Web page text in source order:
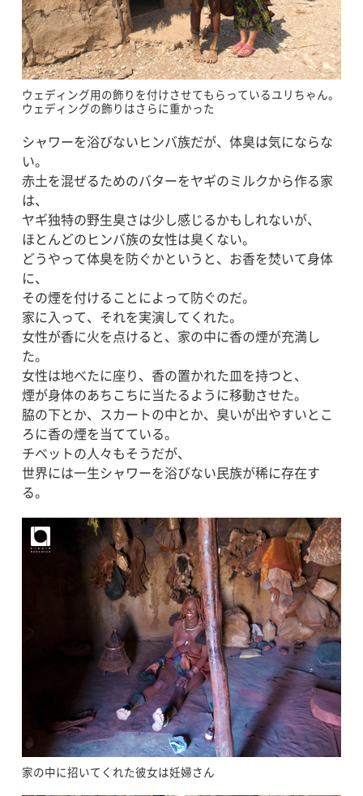
ウェディング用の飾りを付けさせてもらっているユリちゃん。
ウェディングの飾りはさらに重かった
シャワーを浴びないヒンバ族だが、体臭は気にならな
い。
赤土を混ぜるためのバターをヤギのミルクから作る家
は、
ヤギ独特の野生臭さは少し感じるかもしれないが、
ほとんどのヒンバ族の女性は臭くない。
どうやって体臭を防ぐかというと、お香を焚いて身体
に、
その煙を付けることによって防ぐのだ。
家に入って、それを実演してくれた。
女性が香に火を点けると、家の中に香の煙が充満し
た。
女性は地べたに座り、香の置かれた皿を持つと、
煙が身体のあちこちに当たるように移動させた。
脇の下とか、スカートの中とか、臭いが出やすいとこ
ろに香の煙を当てている。
チベットの人々もそうだが、
世界には一生シャワーを浴びない民族が稀に存在す
る。
家の中に招いてくれた彼女は妊婦さん